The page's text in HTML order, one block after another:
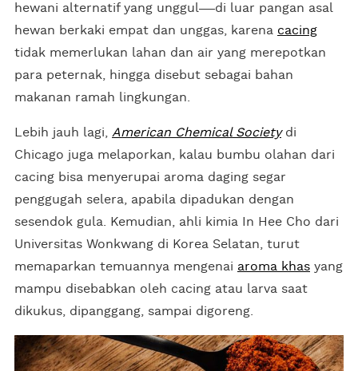
hewani alternatif yang unggul
di luar pangan asal
hewan berkaki empat dan unggas, karena cacing
tidak memerlukan lahan dan air yang merepotkan
para peternak, hingga disebut sebagai bahan
makanan ramah lingkungan.
Lebih jauh lagi, American Chemical Societydi
Chicago juga melaporkan, kalau bumbu olahan dari
cacing bisa menyerupai aroma daging segar
penggugah selera, apabila dipadukan dengan
sesendok gula. Kemudian, ahli kimia In Hee Cho dari
Universitas Wonkwang di Korea Selatan, turut
memaparkan temuannya mengenai aroma khas yang
mampu disebabkan oleh cacing atau larva saat
dikukus, dipanggang, sampai digoreng.